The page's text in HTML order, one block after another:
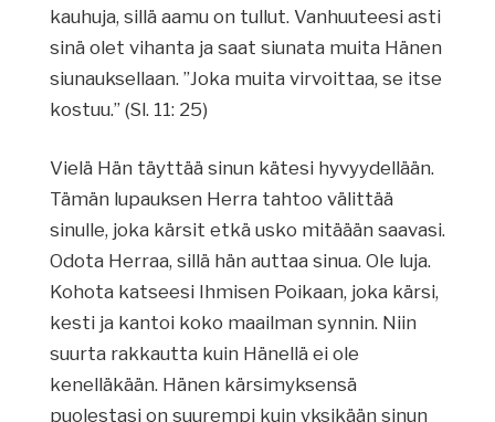
kauhuja, sillä aamu on tullut. Vanhuuteesi asti
sinä olet vihanta ja saat siunata muita Hänen
siunauksellaan. ”Joka muita virvoittaa, se itse
kostuu.” (Sl. 11: 25)
Vielä Hän täyttää sinun kätesi hyvyydellään.
Tämän lupauksen Herra tahtoo välittää
sinulle, joka kärsit etkä usko mitäään saavasi.
Odota Herraa, sillä hän auttaa sinua. Ole luja.
Kohota katseesi Ihmisen Poikaan, joka kärsi,
kesti ja kantoi koko maailman synnin. Niin
suurta rakkautta kuin Hänellä ei ole
kenelläkään. Hänen kärsimyksensä
puolestasi on suurempi kuin yksikään sinun